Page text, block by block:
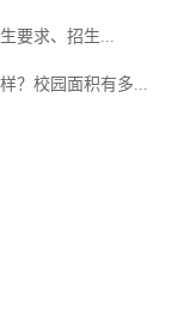
要求、招生...
？校园面积有多...